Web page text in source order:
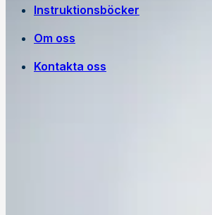
Instruktionsböcker
Om oss
Egen tillverkning
Kontakta oss